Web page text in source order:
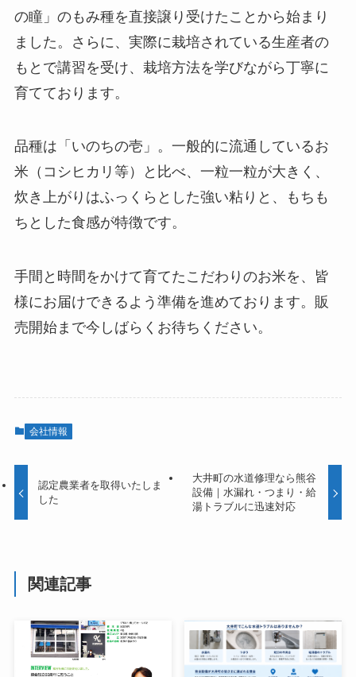
の瞳」のもみ種を直接譲り受けたことから始まり
ました。さらに、実際に栽培されている生産者の
もとで講習を受け、栽培方法を学びながら丁寧に
育てております。
品種は「いのちの壱」。一般的に流通しているお
米（コシヒカリ等）と比べ、一粒一粒が大きく、
炊き上がりはふっくらとした強い粘りと、もちも
ちとした食感が特徴です。
手間と時間をかけて育てたこだわりのお米を、皆
様にお届けできるよう準備を進めております。販
売開始まで今しばらくお待ちください。
会社情報
認定農業者を取得いたしま
した
大井町の水道修理なら熊谷
設備｜水漏れ・つまり・給
湯トラブルに迅速対応
関連記事